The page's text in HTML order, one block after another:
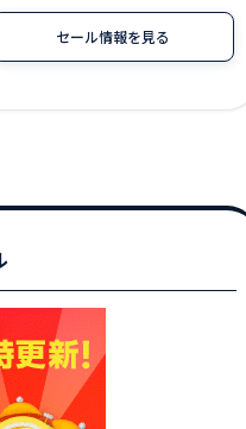
セール情報を見る